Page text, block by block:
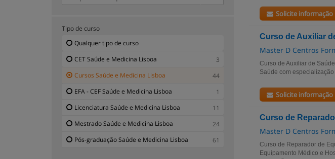
Solicite informação
Curso de Auxiliar
Master D Centros
Curso de Auxiliar de
Saúde com
Solicite informação
Curso de
Master D Centros
Curso de Reparador de
Equipamento Médico e
Tipo de curso
Qualquer tipo de curso
CET Saúde e Medicina Lisboa
3
Cursos Saúde e Medicina Lisboa
44
EFA - CEF Saúde e Medicina Lisboa
1
Licenciatura Saúde e Medicina Lisboa
11
Mestrado Saúde e Medicina Lisboa
24
Pós-graduação Saúde e Medicina Lisboa
61